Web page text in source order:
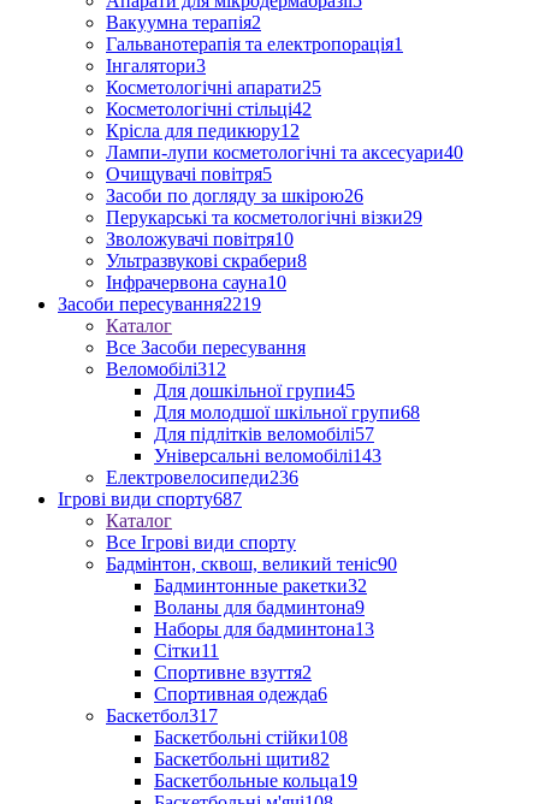
Вакуумна терапія2
Гальванотерапія та електропорація1
Інгалятори3
Косметологічні апарати25
Косметологічні стільці42
Крісла для педикюру12
Лампи-лупи косметологічні та аксесуари40
Очищувачі повітря5
Засоби по догляду за шкірою26
Перукарські та косметологічні візки29
Зволожувачі повітря10
Ультразвукові скрабери8
Інфрачервона сауна10
Засоби пересування2219
Каталог
Все Засоби пересування
Веломобілі312
Для дошкільної групи45
Для молодшої шкільної групи68
Для підлітків веломобілі57
Універсальні веломобілі143
Електровелосипеди236
Ігрові види спорту687
Каталог
Все Ігрові види спорту
Бадмінтон, сквош, великий теніс90
Бадминтонные ракетки32
Воланы для бадминтона9
Наборы для бадминтона13
Сітки11
Спортивне взуття2
Спортивная одежда6
Баскетбол317
Баскетбольні стійки108
Баскетбольні щити82
Баскетбольные кольца19